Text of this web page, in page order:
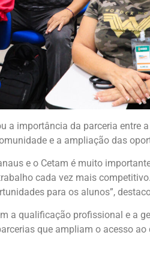
a importância da parceria entre
e a ampliação das
e o Cetam é muito
cada vez mais
para os alunos”,
a qualificação profissional e a
que ampliam o acesso ao